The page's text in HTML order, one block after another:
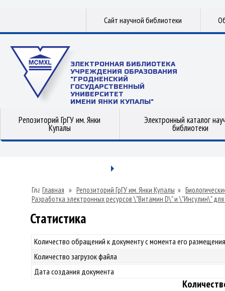
Сайт научной библиотеки
ЭЛЕКТРОННАЯ БИБЛИОТЕКА
УЧРЕЖДЕНИЯ ОБРАЗОВАНИЯ
"ГРОДНЕНСКИЙ
ГОСУДАРСТВЕННЫЙ
УНИВЕРСИТЕТ
ИМЕНИ ЯНКИ КУПАЛЫ"
Репозиторий ГрГУ им. Янки
Купалы
Электронный каталог
библиотеки
Главная » Репозиторий ГрГУ им. Янки Купалы »
Разработка электронных ресурсов \"Витамин D\" и \"Инсулин\"
Статистика
Количество обращений к документу с момента его
Количество загрузок файла
Дата создания документа